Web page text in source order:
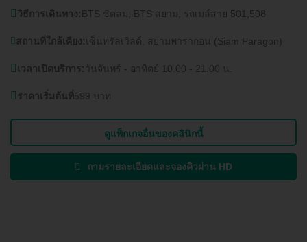
วิธีการเดินทาง: BTS ชิดลม, BTS สยาม, รถเมล์สาย 501,508
สถานที่ใกล้เคียง: เซ็นทรัลเวิลด์, สยามพารากอน (Siam Paragon)
เวลาเปิดบริการ: วันจันทร์ - อาทิตย์ 10.00 - 21.00 น.
ราคาเริ่มต้นที่599 บาท
ดูแพ็กเกจอื่นของคลินิกนี้
ถามรายละเอียดและจองคิวผ่าน HD